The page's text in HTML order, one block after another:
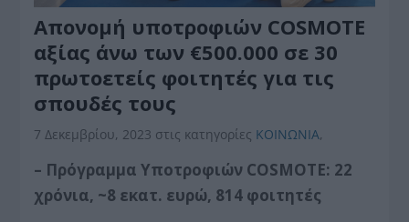
Απονομή υποτροφιών COSMOTE
αξίας άνω των €500.000 σε 30
πρωτοετείς φοιτητές για τις
σπουδές τους
7 Δεκεμβρίου, 2023 στις κατηγορίες ΚΟΙΝΩΝΙΑ,
– Πρόγραμμα Υποτροφιών COSMOTE: 22
χρόνια, ~8 εκατ. ευρώ, 814 φοιτητές